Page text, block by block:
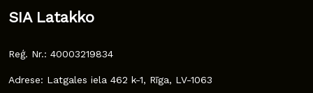
SIA Latakko
Reģ. Nr.: 40003219834
Adrese: Latgales iela 462 k-1, Rīga, LV-1063